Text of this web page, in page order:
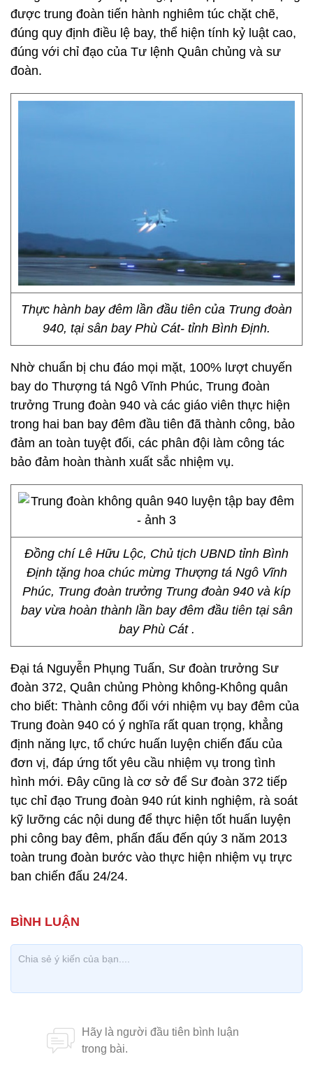
được trung đoàn tiến hành nghiêm túc chặt chẽ,
đúng quy định điều lệ bay, thể hiện tính kỷ luật cao,
đúng với chỉ đạo của Tư lệnh Quân chủng và sư
đoàn.
Thực hành bay đêm lần đầu tiên của Trung đoàn
940, tại sân bay Phù Cát- tỉnh Bình Định.
Nhờ chuẩn bị chu đáo mọi mặt, 100% lượt chuyến
bay do Thượng tá Ngô Vĩnh Phúc, Trung đoàn
trưởng Trung đoàn 940 và các giáo viên thực hiện
trong hai ban bay đêm đầu tiên đã thành công, bảo
đảm an toàn tuyệt đối, các phân đội làm công tác
bảo đảm hoàn thành xuất sắc nhiệm vụ.
Đồng chí Lê Hữu Lộc, Chủ tịch UBND tỉnh Bình
Định tặng hoa chúc mừng Thượng tá Ngô Vĩnh
Phúc, Trung đoàn trưởng Trung đoàn 940 và kíp
bay vừa hoàn thành lần bay đêm đầu tiên tại sân
bay Phù Cát .
Đại tá Nguyễn Phụng Tuấn, Sư đoàn trưởng Sư
đoàn 372, Quân chủng Phòng không-Không quân
cho biết: Thành công đối với nhiệm vụ bay đêm của
Trung đoàn 940 có ý nghĩa rất quan trọng, khẳng
định năng lực, tổ chức huấn luyện chiến đấu của
đơn vị, đáp ứng tốt yêu cầu nhiệm vụ trong tình
hình mới. Đây cũng là cơ sở để Sư đoàn 372 tiếp
tục chỉ đạo Trung đoàn 940 rút kinh nghiệm, rà soát
kỹ lưỡng các nội dung để thực hiện tốt huấn luyện
phi công bay đêm, phấn đấu đến qúy 3 năm 2013
toàn trung đoàn bước vào thực hiện nhiệm vụ trực
ban chiến đấu 24/24.